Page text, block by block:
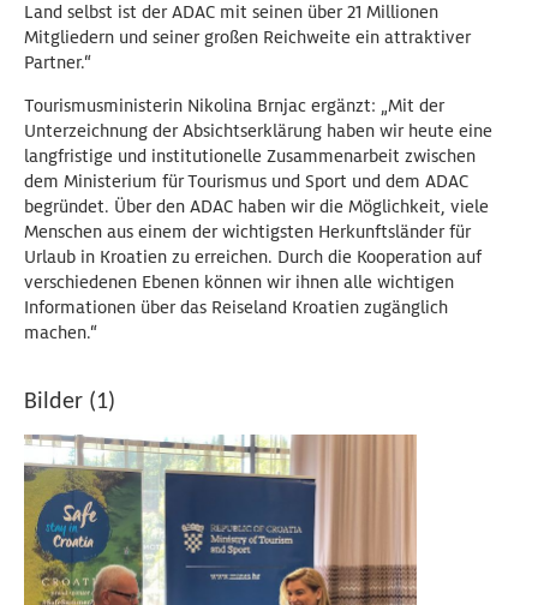
Land selbst ist der ADAC mit seinen über 21 Millionen
Mitgliedern und seiner großen Reichweite ein attraktiver
Partner.“
Tourismusministerin Nikolina Brnjac ergänzt: „Mit der
Unterzeichnung der Absichtserklärung haben wir heute eine
langfristige und institutionelle Zusammenarbeit zwischen
dem Ministerium für Tourismus und Sport und dem ADAC
begründet. Über den ADAC haben wir die Möglichkeit, viele
Menschen aus einem der wichtigsten Herkunftsländer für
Urlaub in Kroatien zu erreichen. Durch die Kooperation auf
verschiedenen Ebenen können wir ihnen alle wichtigen
Informationen über das Reiseland Kroatien zugänglich
machen.“
Bilder (1)